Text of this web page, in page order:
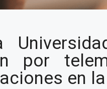
por
en